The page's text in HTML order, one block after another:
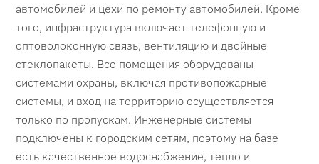
автомобилей и цехи по ремонту автомобилей. Кроме
того, инфраструктура включает телефонную и
оптоволоконную связь, вентиляцию и двойные
стеклопакеты. Все помещения оборудованы
системами охраны, включая противопожарные
системы, и вход на территорию осуществляется
только по пропускам. Инженерные системы
подключены к городским сетям, поэтому на базе
есть качественное водоснабжение, тепло и